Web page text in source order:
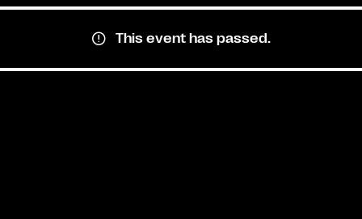
This event has passed.